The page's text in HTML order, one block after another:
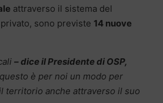
attraverso il sistema del
sono previste 14 nuove
– dice il Presidente di OSP,
è per noi un modo per
territorio anche attraverso il suo